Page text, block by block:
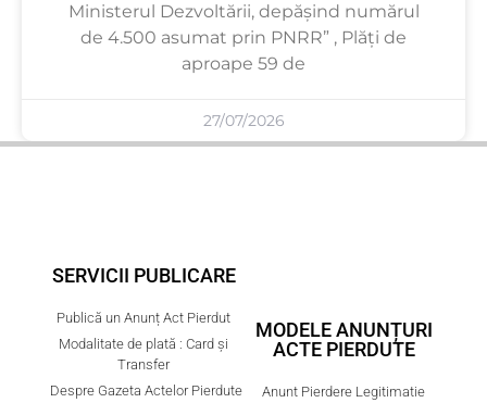
Ministerul Dezvoltării, depășind numărul
de 4.500 asumat prin PNRR” , Plăți de
aproape 59 de
27/07/2026
SERVICII PUBLICARE
Publică un Anunț Act Pierdut
Modalitate de plată : Card și
Transfer
Despre Gazeta Actelor Pierdute
MODELE ANUNȚURI
ACTE PIERDUTE
Anunt Pierdere Legitimatie